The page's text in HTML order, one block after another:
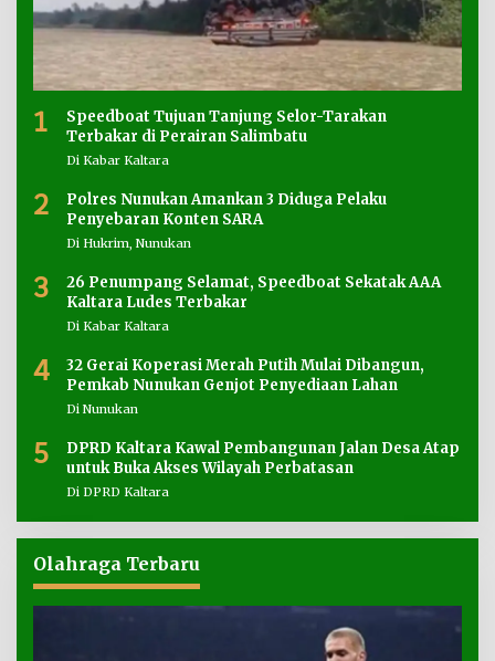
1
Speedboat Tujuan Tanjung Selor-Tarakan
Terbakar di Perairan Salimbatu
Di Kabar Kaltara
2
Polres Nunukan Amankan 3 Diduga Pelaku
Penyebaran Konten SARA
Di Hukrim, Nunukan
3
26 Penumpang Selamat, Speedboat Sekatak AAA
Kaltara Ludes Terbakar
Di Kabar Kaltara
4
32 Gerai Koperasi Merah Putih Mulai Dibangun,
Pemkab Nunukan Genjot Penyediaan Lahan
Di Nunukan
5
DPRD Kaltara Kawal Pembangunan Jalan Desa Atap
untuk Buka Akses Wilayah Perbatasan
Di DPRD Kaltara
Olahraga Terbaru